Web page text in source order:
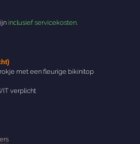
inclusief servicekosten.
met een fleurige bikinitop
verplicht